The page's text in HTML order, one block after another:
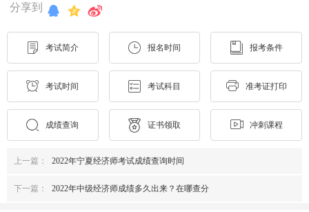
分享到
考试简介 报名时间 报考条件
考试时间 考试科目 准考证打印
成绩查询 证书领取 冲刺课程
上一篇： 2022年宁夏经济师考试成绩查询时间
下一篇： 2022年中级经济师成绩多久出来？在哪查分